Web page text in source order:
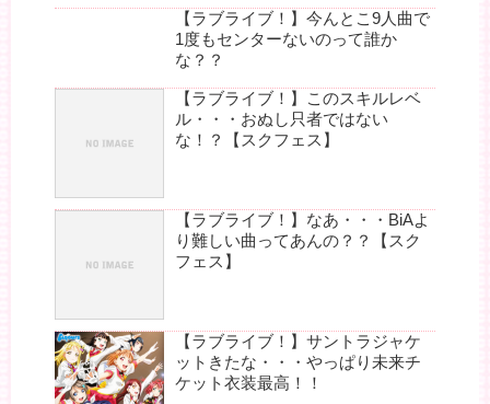
【ラブライブ！】今んとこ9人曲で
1度もセンターないのって誰か
な？？
【ラブライブ！】このスキルレベ
ル・・・おぬし只者ではない
な！？【スクフェス】
【ラブライブ！】なあ・・・BiAよ
り難しい曲ってあんの？？【スク
フェス】
【ラブライブ！】サントラジャケ
ットきたな・・・やっぱり未来チ
ケット衣装最高！！